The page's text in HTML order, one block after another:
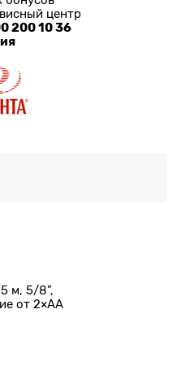
центр
200 10 36
м, 5/8”,
от 2×АА